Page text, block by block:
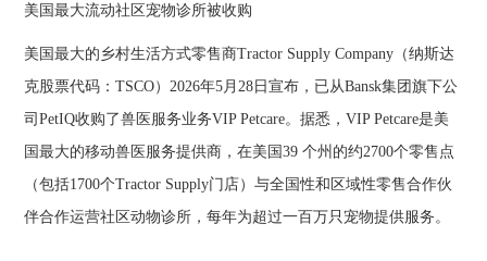
美国最大流动社区宠物诊所被收购
美国最大的乡村生活方式零售商Tractor Supply Company（纳斯达
克股票代码：TSCO）2026年5月28日宣布，已从Bansk集团旗下公
司PetIQ收购了兽医服务业务VIP Petcare。据悉，VIP Petcare是美
国最大的移动兽医服务提供商，在美国39 个州的约2700个零售点
（包括1700个Tractor Supply门店）与全国性和区域性零售合作伙
伴合作运营社区动物诊所，每年为超过一百万只宠物提供服务。